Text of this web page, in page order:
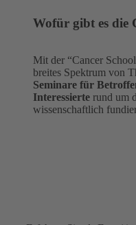
Wofür gibt es die
Mit der “Cancer
breites Spektrum von
Seminare für
Interessierte rund um
wissenschaftlich